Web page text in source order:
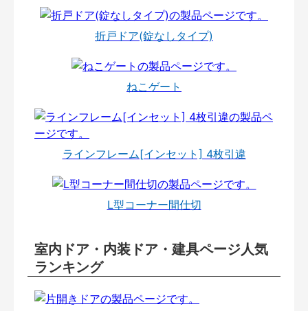
折戸ドア(錠なしタイプ)
ねこゲート
ラインフレーム[インセット] 4枚引違
L型コーナー間仕切
室内ドア・内装ドア・建具ページ人気
ランキング